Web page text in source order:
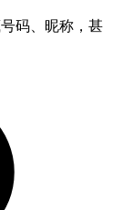
码、昵称，甚